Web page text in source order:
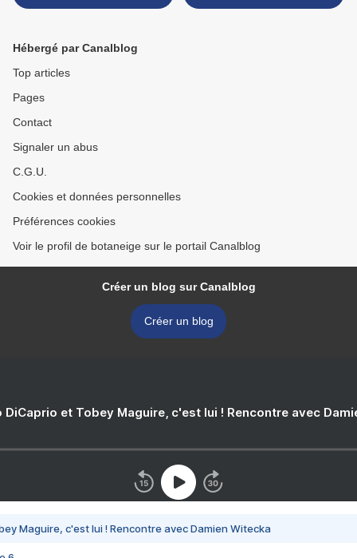
Hébergé par Canalblog
Top articles
Pages
Contact
Signaler un abus
C.G.U.
Cookies et données personnelles
Préférences cookies
Voir le profil de botaneige sur le portail Canalblog
Créer un blog sur Canalblog
Créer un blog
DiCaprio et Tobey Maguire, c'est lui ! Rencontre avec
Maguire, c'est lui ! Rencontre avec Damien Witecka